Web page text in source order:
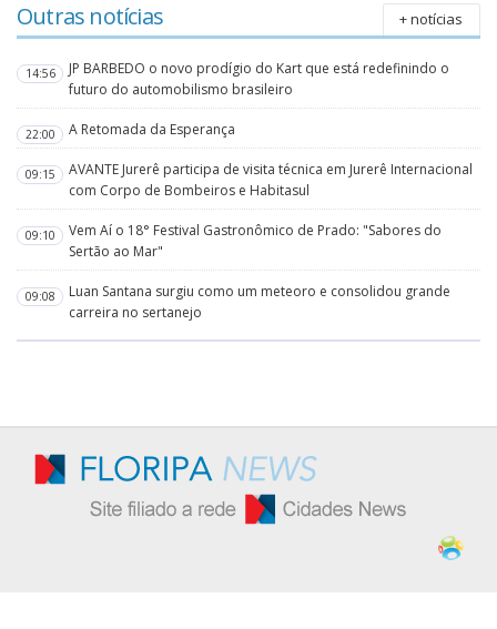
Outras notícias + notícias
14:56
JP BARBEDO o novo prodígio do Kart que está redefinindo o
futuro do automobilismo brasileiro
22:00 A Retomada da Esperança
09:15
AVANTE Jurerê participa de visita técnica em Jurerê Internacional
com Corpo de Bombeiros e Habitasul
09:10
Vem Aí o 18° Festival Gastronômico de Prado: "Sabores do
Sertão ao Mar"
09:08
Luan Santana surgiu como um meteoro e consolidou grande
carreira no sertanejo